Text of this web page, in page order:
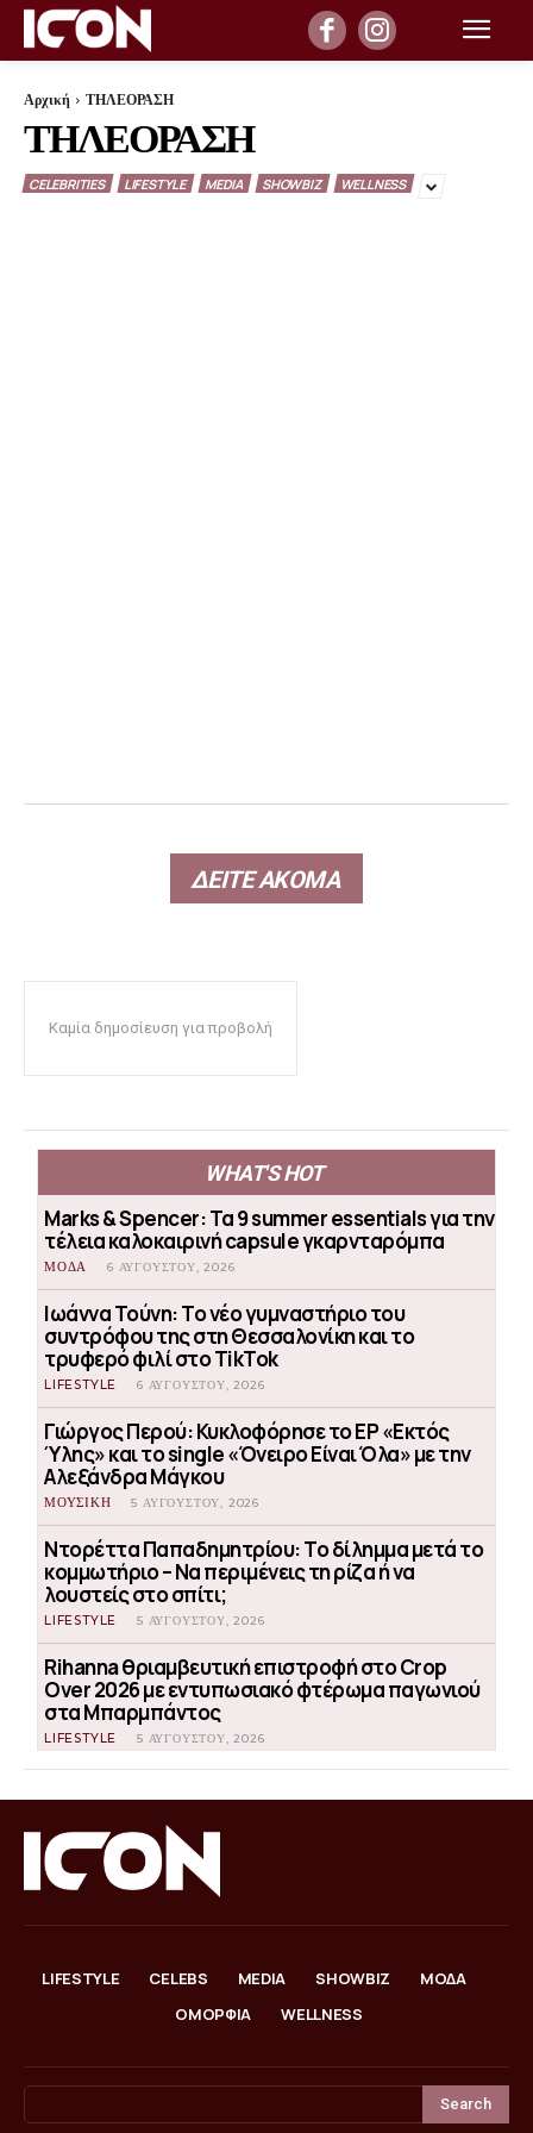
Αρχική ΤΗΛΕΟΡΑΣΗ
ΤΗΛΕΟΡΑΣΗ
CELEBRITIES LIFESTYLE MEDIA SHOWBIZ WELLNESS
ΔΕΙΤΕ ΑΚΟΜΑ
Καμία δημοσίευση για προβολή
WHAT'S HOT
Marks & Spencer: Τα 9 summer essentials για την
τέλεια καλοκαιρινή capsule γκαρνταρόμπα
ΜΟΔΑ 6 ΑΥΓΟΎΣΤΟΥ, 2026
Ιωάννα Τούνη: Το νέο γυμναστήριο του
συντρόφου της στη Θεσσαλονίκη και το
τρυφερό φιλί στο TikTok
LIFESTYLE 6 ΑΥΓΟΎΣΤΟΥ, 2026
Γιώργος Περού: Κυκλοφόρησε το EP «Εκτός
Ύλης» και το single «Όνειρο Είναι Όλα» με την
Αλεξάνδρα Μάγκου
ΜΟΥΣΙΚΗ 5 ΑΥΓΟΎΣΤΟΥ, 2026
Ντορέττα Παπαδημητρίου: Το δίλημμα μετά το
κομμωτήριο – Να περιμένεις τη ρίζα ή να
λουστείς στο σπίτι;
LIFESTYLE 5 ΑΥΓΟΎΣΤΟΥ, 2026
Rihanna θριαμβευτική επιστροφή στο Crop
Over 2026 με εντυπωσιακό φτέρωμα παγωνιού
στα Μπαρμπάντος
LIFESTYLE 5 ΑΥΓΟΎΣΤΟΥ, 2026
LIFESTYLE CELEBS MEDIA SHOWBIZ
ΜΟΔΑ
ΟΜΟΡΦΙΑ
WELLNESS
Search